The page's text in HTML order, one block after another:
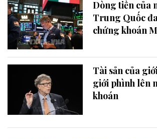
Dòng tiền của
Trung Quốc
chứng khoán
Tài sản của
giới phình lên
khoán